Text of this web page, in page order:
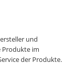
und
Produkte im
der Produkte.